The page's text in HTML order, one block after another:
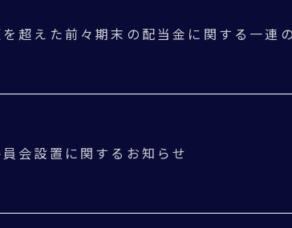
超えた前々期末の配当金に関する一連
会設置に関するお知らせ